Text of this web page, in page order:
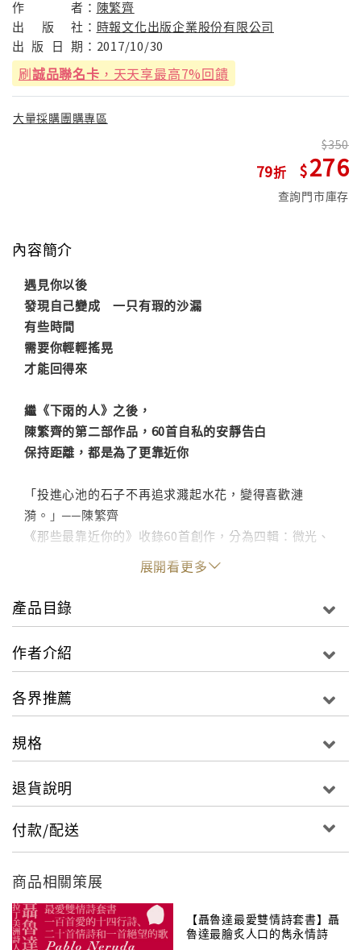
作 者： 陳繁齊
出
版 社： 時報文化出版企業股份有限公司
出 版 日 期： 2017/10/30
刷誠品聯名卡 ，天天享最高7%回饋
大量採購團購專區
79
350
276
查詢門市庫存
內容簡介
遇見你以後
發現自己變成 一只有瑕的沙漏
有些時間
需要你輕輕搖晃
才能回得來
繼《下雨的人》之後，
陳繁齊的第二部作品，60首自私的安靜告白
保持距離，都是為了更靠近你
「投進心池的石子不再追求濺起水花，變得喜歡漣
漪。」──陳繁齊
《那些最靠近你的》收錄60首創作，分為四輯：微光、
腳步、過期的雲、生鏽的窗
詩人落筆寫下愛情的質地，彷彿是在看穿一切預備好的
劇情所寫下的文字，以更加約束、安靜的方式取出安全
距離和對方說話，試圖在飄忽的關係中找到最低限度的
然有距離，卻已足夠靠近。
所有的傾訴，都該被小心輕放，
〈兒戲──翹翹板〉
再靠得近一些／就幾乎不會有／平衡的問題了
〈木頭人〉
別再若無其事／允許你違規一次／我想要看見你／走來
的樣子
〈寫一首短詩告訴你〉
我愛你／在你偶爾才會／看見我的那幾秒
展開看更多
產品目錄
作者介紹
各界推薦
規格
退貨說明
付款/配送
商品相關策展
【聶魯達最愛雙情詩套書】聶
魯達最膾炙人口的雋永情詩